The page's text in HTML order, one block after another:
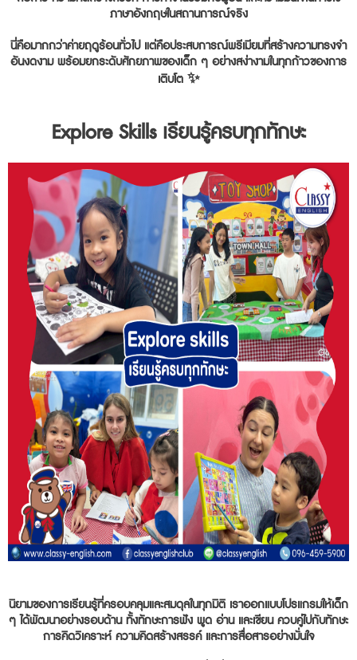
ภาษาอังกฤษในสถานการณ์จริง
นี่คือมากกว่าค่ายฤดูร้อนทั่วไป แต่คือประสบการณ์พรีเมียมที่สร้างความทรงจำ
อันงดงาม พร้อมยกระดับศักยภาพของเด็ก ๆ อย่างสง่างามในทุกก้าวของการ
เติบโต ✨
Explore Skills เรียนรู้ครบทุกทักษะ
นิยามของการเรียนรู้ที่ครอบคลุมและสมดุลในทุกมิติ เราออกแบบโปรแกรมให้เด็ก
ๆ ได้พัฒนาอย่างรอบด้าน ทั้งทักษะการฟัง พูด อ่าน และเขียน ควบคู่ไปกับทักษะ
การคิดวิเคราะห์ ความคิดสร้างสรรค์ และการสื่อสารอย่างมั่นใจ